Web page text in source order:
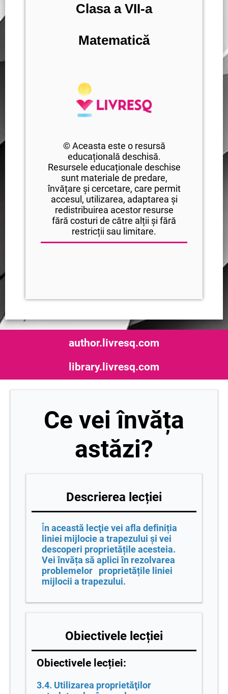
Clasa a VII-a
Matematică
© Aceasta este o resursă
educațională deschisă.
Resursele educaționale deschise
sunt materiale de predare,
învățare și cercetare, care permit
accesul, utilizarea, adaptarea și
redistribuirea acestor resurse
fără costuri de către alții și fără
restricții sau limitare.
author.livresq.com
library.livresq.com
Ce vei învăța
astăzi?
Descrierea lecției
În această lecţie vei afla definiția
liniei mijlocie a trapezului și vei
descoperi proprietățile acesteia.
Vei învăța să aplici în rezolvarea
problemelor proprietățile liniei
mijlocii a trapezului.
Obiectivele lecției
Obiectivele lecției:
3.4. Utilizarea proprietăţilor